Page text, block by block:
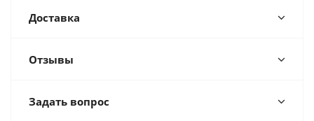
Доставка
Отзывы
Задать вопрос